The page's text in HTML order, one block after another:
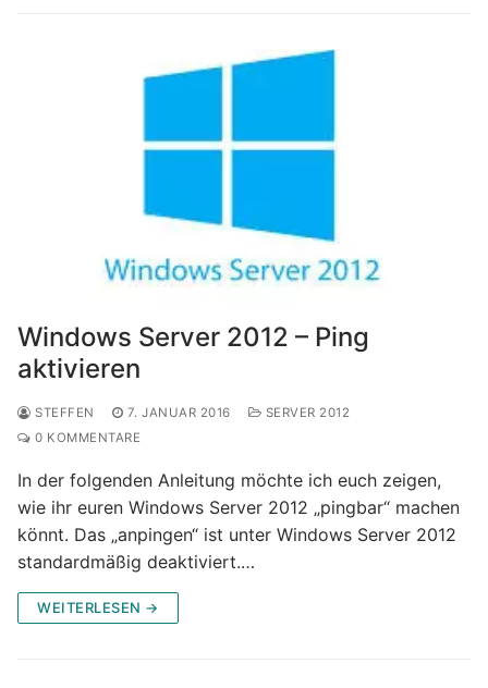
Windows Server 2012 – Ping
aktivieren
STEFFEN 7. JANUAR 2016
SERVER 2012
0 KOMMENTARE
In der folgenden Anleitung möchte ich euch zeigen,
wie ihr euren Windows Server 2012 „pingbar“ machen
könnt. Das „anpingen“ ist unter Windows Server 2012
standardmäßig deaktiviert.…
WEITERLESEN →